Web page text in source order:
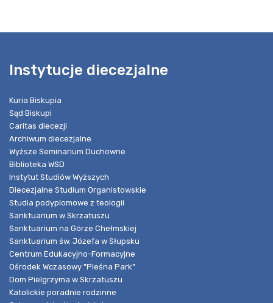
Instytucje diecezjalne
Kuria Biskupia
Sąd Biskupi
Caritas diecezji
Archiwum diecezjalne
Wyższe Seminarium Duchowne
Biblioteka WSD
Instytut Studiów Wyższych
Diecezjalne Studium Organistowskie
Studia podyplomowe z teologii
Sanktuarium w Skrzatuszu
Sanktuarium na Górze Chełmskiej
Sanktuarium św. Józefa w Słupsku
Centrum Edukacyjno-Formacyjne
Ośrodek Wczasowy "Pleśna Park"
Dom Pielgrzyma w Skrzatuszu
Katolickie poradnie rodzinne